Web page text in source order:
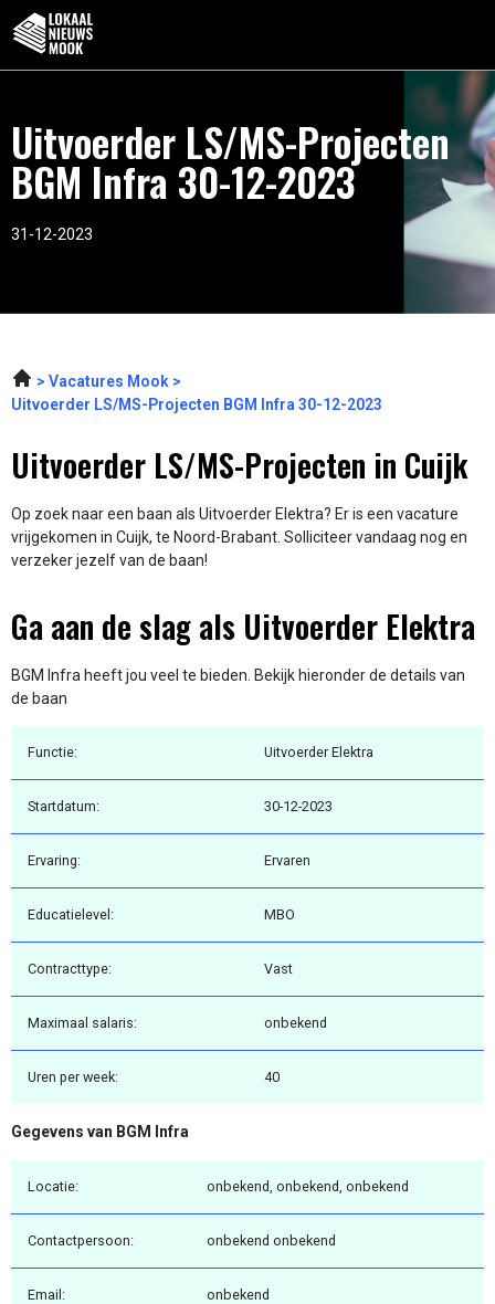
Uitvoerder LS/MS-Projecten
BGM Infra 30-12-2023
31-12-2023
Vacatures Mook
Uitvoerder LS/MS-Projecten BGM Infra 30-12-2023
Uitvoerder LS/MS-Projecten in Cuijk
Op zoek naar een baan als Uitvoerder Elektra? Er is een vacature
vrijgekomen in Cuijk, te Noord-Brabant. Solliciteer vandaag nog en
verzeker jezelf van de baan!
Ga aan de slag als Uitvoerder Elektra
BGM Infra heeft jou veel te bieden. Bekijk hieronder de details van
de baan
Functie: Uitvoerder Elektra
Startdatum: 30-12-2023
Ervaring: Ervaren
Educatielevel: MBO
Contracttype: Vast
Maximaal salaris: onbekend
Uren per week: 40
Gegevens van BGM Infra
Locatie: onbekend, onbekend, onbekend
Contactpersoon: onbekend onbekend
Email: onbekend